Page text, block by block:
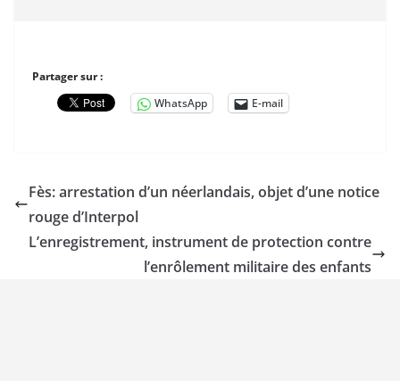
Partager sur :
WhatsApp
E-mail
Fès: arrestation d’un néerlandais, objet d’une notice
rouge d’Interpol
L’enregistrement, instrument de protection contre
l’enrôlement militaire des enfants